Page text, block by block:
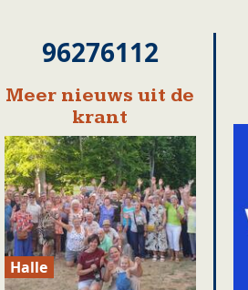
96276112
Meer nieuws uit de
krant
Halle